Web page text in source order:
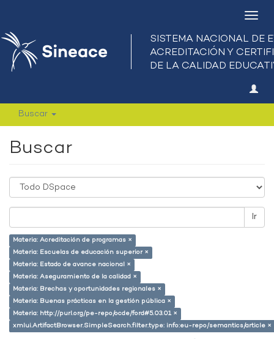
Buscar
Buscar
Ir
Materia: Acreditación de programas ×
Materia: Escuelas de educación superior ×
Materia: Estado de avance nacional ×
Materia: Aseguramiento de la calidad ×
Materia: Brechas y oportunidades regionales ×
Materia: Buenas prácticas en la gestión pública ×
Materia: http://purl.org/pe-repo/ocde/ford#5.03.01 ×
xmlui.ArtifactBrowser.SimpleSearch.filter.type: info:eu-repo/semantics/article ×